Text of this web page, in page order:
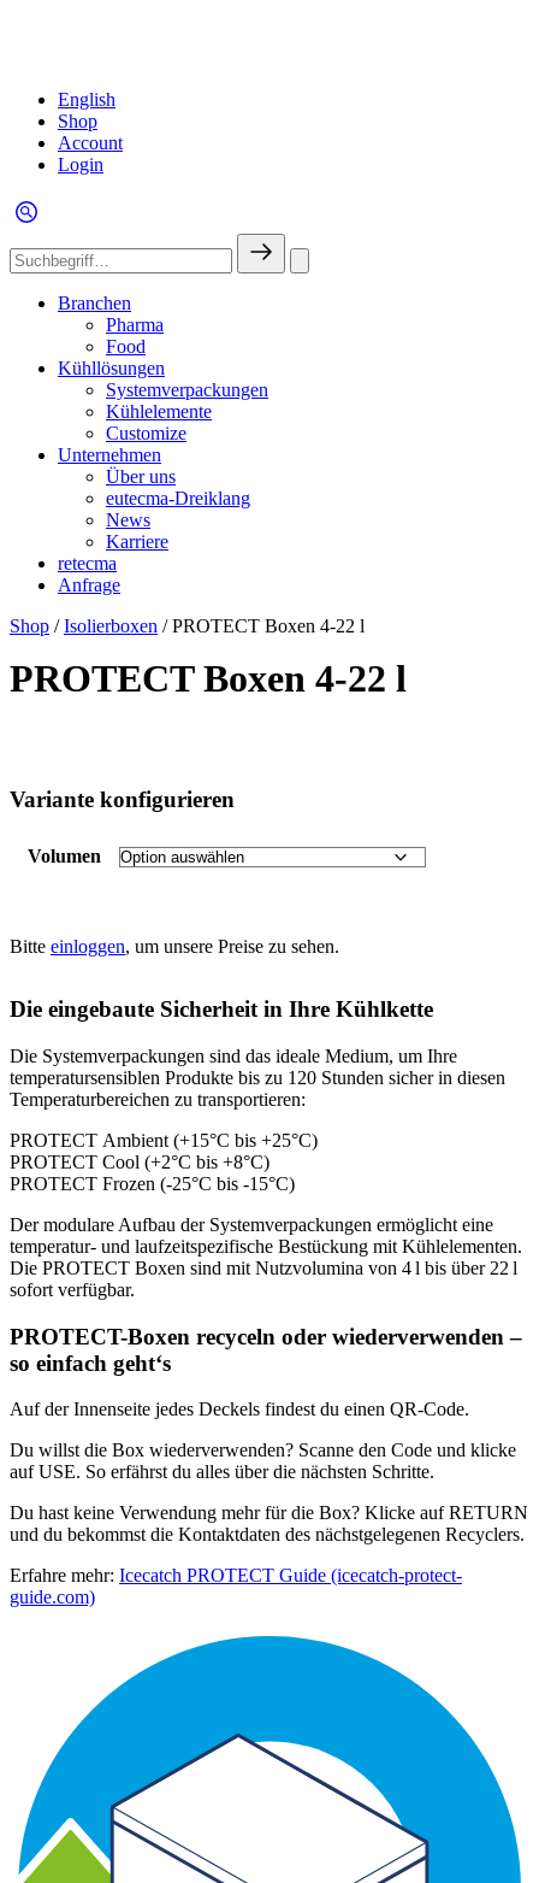
English
Shop
Account
Login
Branchen
Pharma
Food
Kühllösungen
Systemverpackungen
Kühlelemente
Customize
Unternehmen
Über uns
eutecma-Dreiklang
News
Karriere
retecma
Anfrage
Shop /Isolierboxen / PROTECT Boxen 4-22 l
PROTECT Boxen 4-22 l
Variante konfigurieren
Volumen
Bitte einloggen, um unsere Preise zu sehen.
Die eingebaute Sicherheit in Ihre Kühlkette
Die Systemverpackungen sind das ideale Medium, um Ihre
temperatursensiblen Produkte bis zu 120 Stunden sicher in diesen
Temperaturbereichen zu transportieren:
PROTECT Ambient (+15°C bis +25°C)
PROTECT Cool (+2°C bis +8°C)
PROTECT Frozen (-25°C bis -15°C)
Der modulare Aufbau der Systemverpackungen ermöglicht eine
temperatur- und laufzeitspezifische Bestückung mit Kühlelementen.
Die PROTECT Boxen sind mit Nutzvolumina von 4 l bis über 22 l
sofort verfügbar.
PROTECT-Boxen recyceln oder wiederverwenden –
so einfach geht‘s
Auf der Innenseite jedes Deckels findest du einen QR-Code.
Du willst die Box wiederverwenden? Scanne den Code und klicke
auf USE. So erfährst du alles über die nächsten Schritte.
Du hast keine Verwendung mehr für die Box? Klicke auf RETURN
und du bekommst die Kontaktdaten des nächstgelegenen Recyclers.
Erfahre mehr: Icecatch PROTECT Guide (icecatch-protect-
guide.com)